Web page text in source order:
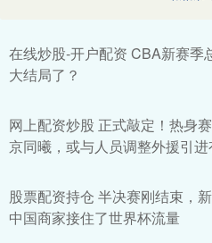
在线炒股-开户配资 CBA新赛季
大结局了？
网上配资炒股 正式敲定！热身
京同曦，或与人员调整外援引进
股票配资持仓 半决赛刚结束，
中国商家接住了世界杯流量